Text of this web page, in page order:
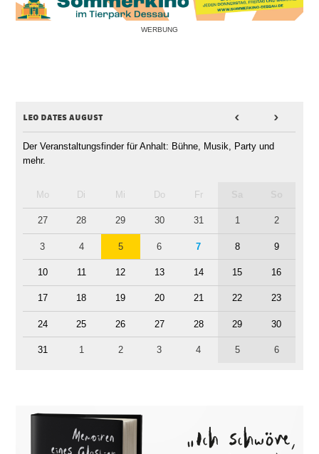
WERBUNG
leo dates august < >
Der Veranstaltungsfinder für Anhalt: Bühne, Musik, Party und
mehr.
Mo Di Mi Do Fr
27 28 29 30 31 1 2
3 4 5 6 7 8 9
10 11 12 13 14 15 16
17 18 19 20 21 22 23
24 25 26 27 28 29 30
31 1 2 3 4 5 6